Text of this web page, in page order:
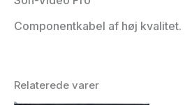
Componentkabel af høj kvalitet.
Relaterede varer